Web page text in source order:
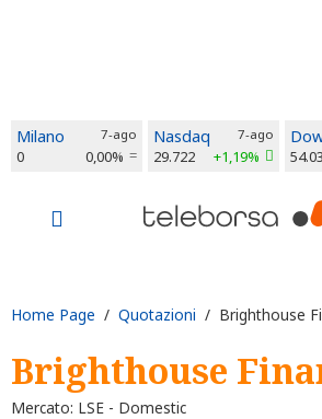
Milano 7-ago
0 0,00%
Nasdaq 7-ago
29.722 +1,19%
Home Page / Quotazioni / Brighthouse
Brighthouse
Mercato: LSE - Domestic